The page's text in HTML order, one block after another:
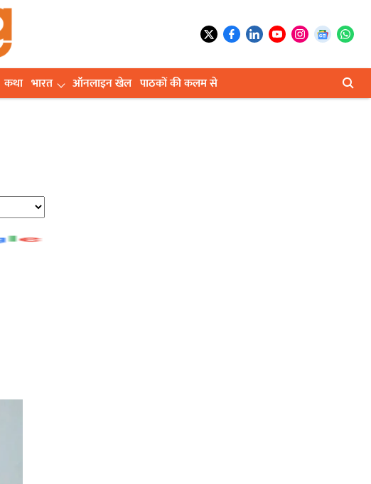
कथा भारत ऑनलाइन खेल पाठकों की कलम से